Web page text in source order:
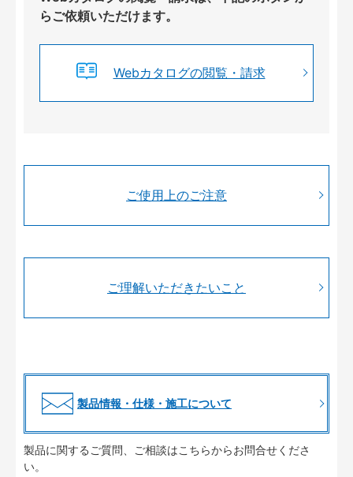
らご依頼いただけます。
Webカタログの閲覧・請求
ご使用上のご注意
ご理解いただきたいこと
製品情報・仕様・施工について
製品に関するご質問、ご相談はこちらからお問合せくださ
い。